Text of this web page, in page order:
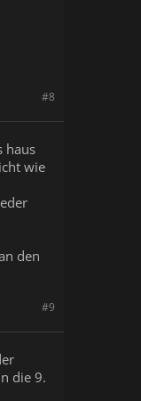
#8
haus
wie
den
#9
die 9.